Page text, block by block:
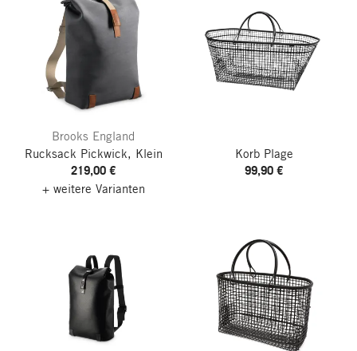
Brooks England
Rucksack Pickwick, Klein
219,00 €
+ weitere Varianten
Korb Plage
99,90 €